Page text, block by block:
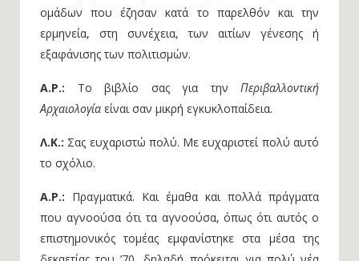
ομάδων που έζησαν κατά το παρελθόν και την
ερμηνεία, στη συνέχεια, των αιτίων γένεσης ή
εξαφάνισης των πολιτισμών.
Α.Ρ.: Το βιβλίο σας για την Περιβαλλοντική
Αρχαιολογία είναι σαν μικρή εγκυκλοπαίδεια.
Λ.Κ.: Σας ευχαριστώ πολύ. Με ευχαριστεί πολύ αυτό
το σχόλιο.
Α.Ρ.: Πραγματικά. Και έμαθα και πολλά πράγματα
που αγνοούσα ότι τα αγνοούσα, όπως ότι αυτός ο
επιστημονικός τομέας εμφανίστηκε στα μέσα της